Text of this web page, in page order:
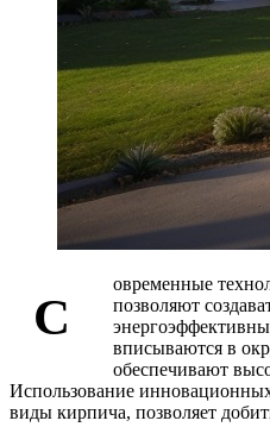
С
овременные
позволяют
вписываются в
обеспечивают
Использование
виды кирпича, позволяет